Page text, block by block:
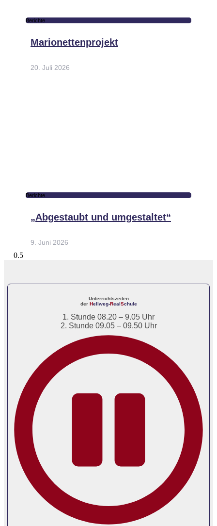
Berichte
Marionettenprojekt
20. Juli 2026
Berichte
„Abgestaubt und umgestaltet“
9. Juni 2026
Unterrichtszeiten
der Hellweg-RealSchule
1. Stunde 08.20 – 9.05 Uhr
2. Stunde 09.05 – 09.50 Uhr